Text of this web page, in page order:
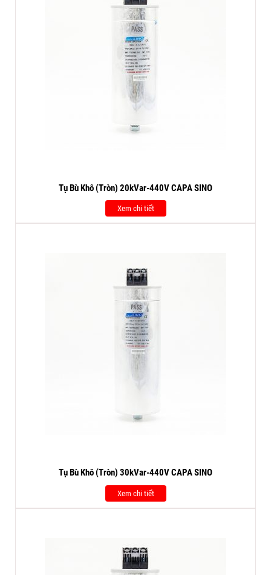
Tụ Bù Khô (Tròn) 20kVar-440V CAPA SINO
Xem chi tiết
Tụ Bù Khô (Tròn) 30kVar-440V CAPA SINO
Xem chi tiết